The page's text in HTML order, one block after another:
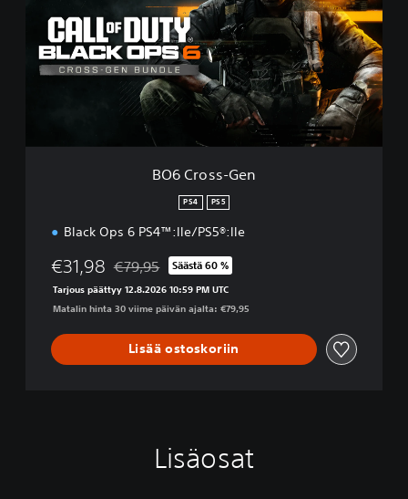
n
BO6 Cross-Gen
PS4 PS5
Black Ops 6 PS4™:lle/PS5®:lle
€31,98 Alennettu alkuperäisestä hinnasta €79,95
€79,95 Säästä 60 %
Tarjous päättyy 12.8.2026 10:59 PM UTC
Matalin hinta 30 viime päivän ajalta: €79,95
Lisää ostoskoriin
Lisäosat